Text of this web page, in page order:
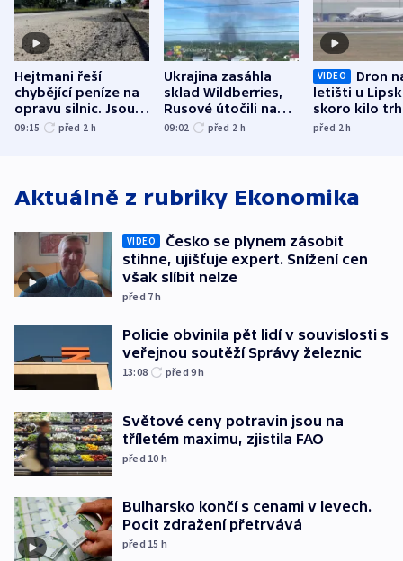
Hejtmani řeší
chybějící peníze na
opravu silnic. Jsou
nenárokové, namítá
09:15 před 2 h
Ukrajina zasáhla
sklad Wildberries,
Rusové útočili na
trh, hasiče či
09:02 před 2 h
VIDEO
Dron
letišti u
skoro kilo
indicie
před 2h
Aktuálně z rubriky Ekonomika
VIDEO
Česko se plynem zásobit
stihne, ujišťuje expert. Snížení cen
však slíbit nelze
před 7h
Policie obvinila pět lidí v souvislosti s
veřejnou soutěží Správy železnic
13:08 před 9h
Světové ceny potravin jsou na
tříletém maximu, zjistila FAO
před 10 h
Bulharsko končí s cenami v levech.
Pocit zdražení přetrvává
před 15 h